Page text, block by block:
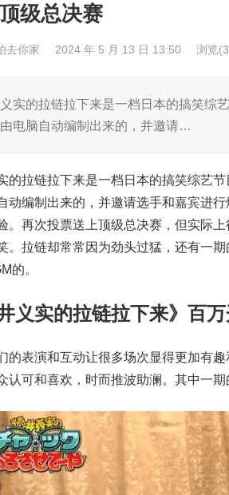
级总决赛
去你家 2024 年 5 月 13 日 13:50 浏览
实的拉链拉下来是一档日本的搞笑综
电脑自动编制出来的，并邀请…
的拉链拉下来是一档日本的搞笑综艺
动编制出来的，并邀请选手和嘉宾进
。再次投票送上顶级总决赛，但实际
。拉链却常常因为劲头过猛，还有一
的。
井义实的拉链拉下来》百
的表演和互动让很多场次显得更加有
认可和喜欢，时而推波助澜。其中一